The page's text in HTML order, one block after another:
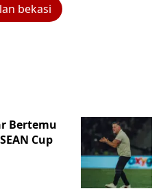
bekasi
Bertemu
Cup